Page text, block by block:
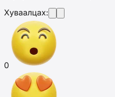
Хуваалцах:
0